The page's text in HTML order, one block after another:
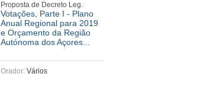
Proposta de Decreto Leg.
Votações, Parte I - Plano
Anual Regional para 2019
e Orçamento da Região
Autónoma dos Açores...
Orador: Vários